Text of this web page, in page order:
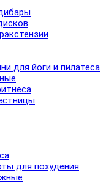
для йоги и пилатеса
для похудения